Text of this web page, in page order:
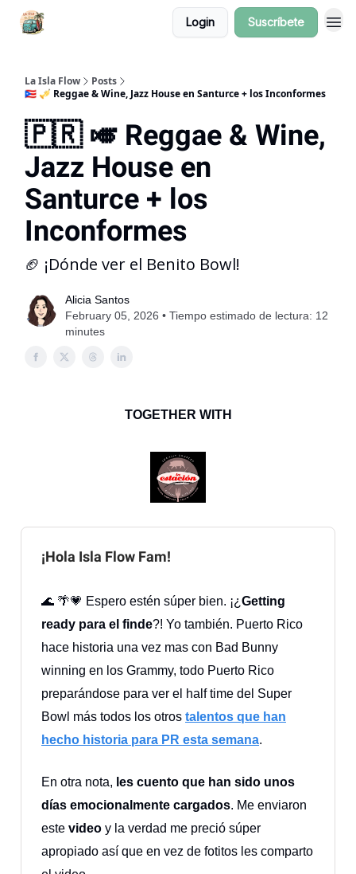
Login Suscríbete
La Isla Flow
Posts
🇵🇷 🎺 Reggae & Wine, Jazz House en Santurce + los Inconformes
🇵🇷 🎺 Reggae & Wine,
Jazz House en
Santurce + los
Inconformes
🏈 ¡Dónde ver el Benito Bowl!
Alicia Santos
February 05, 2026 • Tiempo estimado de lectura: 12
minutes
TOGETHER WITH
¡Hola Isla Flow Fam!
🌊 🌴💗 Espero estén súper bien. ¡¿ Getting
ready para el finde?! Yo también. Puerto Rico
hace historia una vez mas con Bad Bunny
winning en los Grammy, todo Puerto Rico
preparándose para ver el half time del Super
Bowl más todos los otros talentos que han
hecho historia para PR esta semana.
En otra nota, les cuento que han sido unos
días emocionalmente cargados. Me enviaron
este video y la verdad me preció súper
apropiado así que en vez de fotitos les comparto